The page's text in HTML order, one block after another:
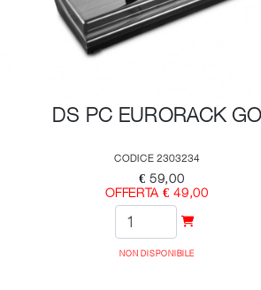
DS PC EURORACK GO
CODICE 2303234
€ 59,00
OFFERTA € 49,00
NON DISPONIBILE